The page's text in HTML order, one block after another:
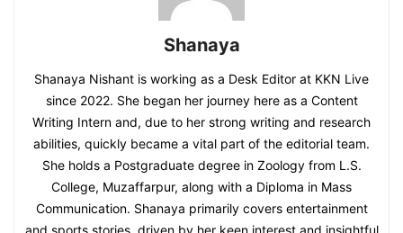
Shanaya
Shanaya Nishant is working as a Desk Editor at KKN Live
since 2022. She began her journey here as a Content
Writing Intern and, due to her strong writing and research
abilities, quickly became a vital part of the editorial team.
She holds a Postgraduate degree in Zoology from L.S.
College, Muzaffarpur, along with a Diploma in Mass
Communication. Shanaya primarily covers entertainment